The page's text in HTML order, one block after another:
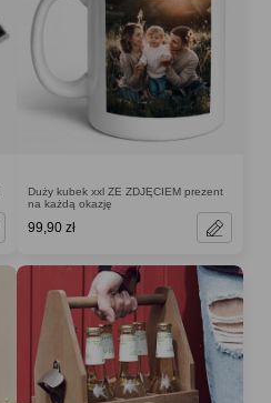
Duży kubek xxl ZE ZDJĘCIEM prezent
na każdą okazję
99,90 zł